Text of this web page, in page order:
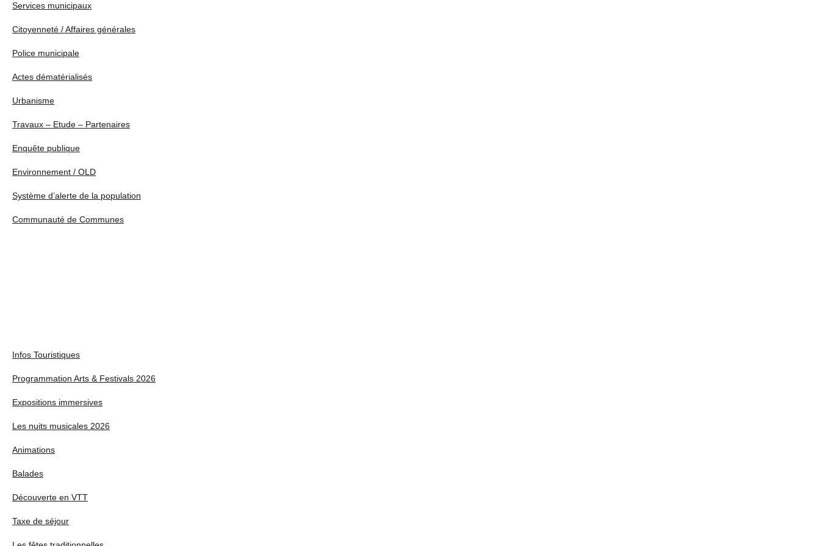
Services municipaux
Citoyenneté / Affaires générales
Police municipale
Actes dématérialisés
Urbanisme
Travaux – Etude – Partenaires
Enquête publique
Environnement / OLD
Système d’alerte de la population
Communauté de Communes
Infos Touristiques
Programmation Arts & Festivals 2026
Expositions immersives
Les nuits musicales 2026
Animations
Balades
Découverte en VTT
Taxe de séjour